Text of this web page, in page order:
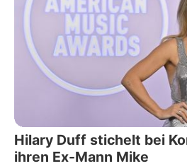
Hilary Duff stichelt bei
ihren Ex-Mann Mike